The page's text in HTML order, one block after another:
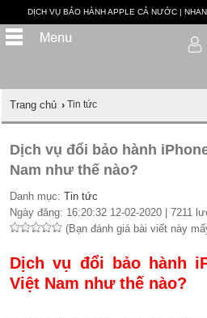
DỊCH VỤ BẢO HÀNH APPLE CẢ NƯỚC |
Trang chủ › Tin tức
Dịch vụ đổi bảo hành
Nam như thế nào?
Danh mục:Tin tức
Ngày đăng: 16:20:32 12-02-2020 | 7211
(Bạn đánh giá bài viết này
Dịch vụ đổi bảo hành
Việt Nam như thế nào?